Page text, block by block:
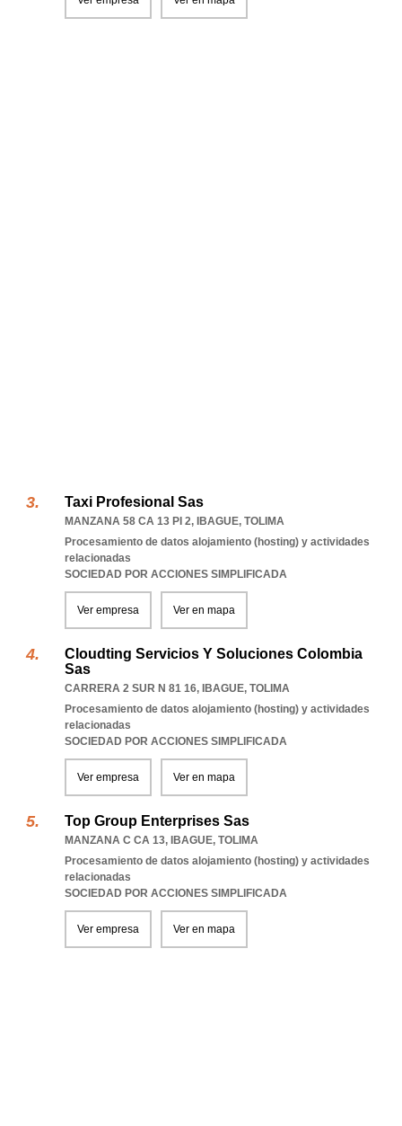
Taxi Profesional Sas
MANZANA 58 CA 13 PI 2, IBAGUE, TOLIMA
Procesamiento de datos alojamiento (hosting) y actividades
relacionadas
SOCIEDAD POR ACCIONES SIMPLIFICADA
Ver empresa Ver en mapa
Cloudting Servicios Y Soluciones Colombia
Sas
CARRERA 2 SUR N 81 16, IBAGUE, TOLIMA
Procesamiento de datos alojamiento (hosting) y actividades
relacionadas
SOCIEDAD POR ACCIONES SIMPLIFICADA
Ver empresa Ver en mapa
Top Group Enterprises Sas
MANZANA C CA 13, IBAGUE, TOLIMA
Procesamiento de datos alojamiento (hosting) y actividades
relacionadas
SOCIEDAD POR ACCIONES SIMPLIFICADA
Ver empresa Ver en mapa